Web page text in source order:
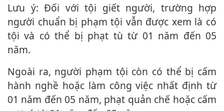
Lưu ý: Đối với tội giết người, trường hợp
người chuẩn bị phạm tội vẫn được xem là có
tội và có thể bị phạt tù từ 01 năm đến 05
năm.
Ngoài ra, người phạm tội còn có thể bị cấm
hành nghề hoặc làm công việc nhất định từ
01 năm đến 05 năm, phạt quản chế hoặc cấm